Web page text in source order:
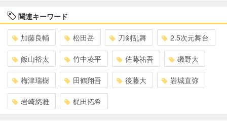
関連キーワード
加藤良輔 松田岳 刀剣乱舞 2.5次元舞台
飯山裕太 竹中凌平 佐藤祐吾 磯野大
梅津瑞樹 田鶴翔吾 後藤大 岩城直弥
岩崎悠雅 梶田拓希